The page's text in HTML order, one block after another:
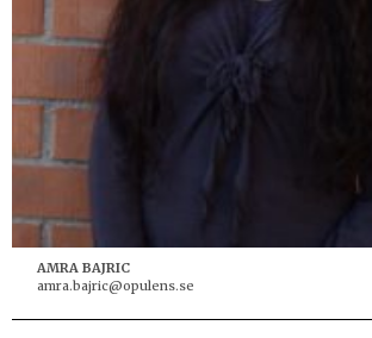
AMRA BAJRIC
amra.bajric@opulens.se